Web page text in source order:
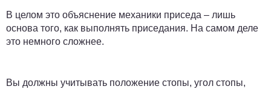
В целом это объяснение механики приседа – лишь
основа того, как выполнять приседания. На самом деле
это немного сложнее.
Вы должны учитывать положение стопы, угол стопы,